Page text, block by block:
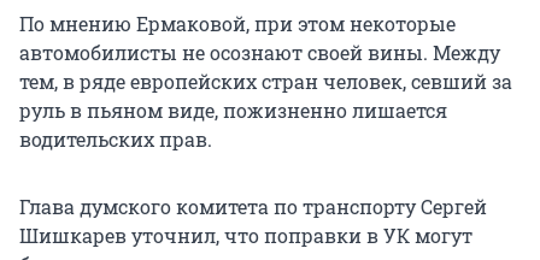
По мнению Ермаковой, при этом некоторые
автомобилисты не осознают своей вины. Между
тем, в ряде европейских стран человек, севший за
руль в пьяном виде, пожизненно лишается
водительских прав.
Глава думского комитета по транспорту Сергей
Шишкарев уточнил, что поправки в УК могут